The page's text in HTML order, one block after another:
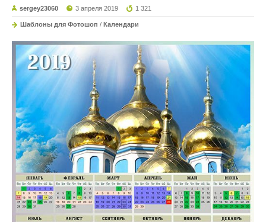
sergey23060 3 апреля 2019 1 321
Шаблоны для Фотошоп / Календари